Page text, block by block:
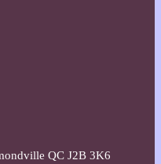
QC J2B 3K6